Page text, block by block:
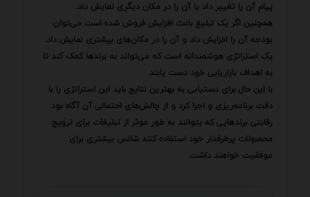
پیام آن را تغییر داد یا آن را در مکان دیگری نمایش داد.
همچنین اگر یک تبلیغ باعث افزایش فروش شده است می‌توان
بودجه آن را افزایش داد و آن را در مکان‌های بیشتری نمایش داد.
یک استراتژی هوشمندانه است که می‌تواند به برندها کمک کند تا
به اهداف بازاریابی خود دست یابند.
با این حال برای دستیابی به بهترین نتایج باید این استراتژی را با
دقت برنامه‌ریزی و اجرا کرد و از چالش‌های احتمالی آن آگاه بود.
رقابتی برندهایی که بتوانند به طور موثر از تبلیغات برای ترویج
محصولات پرطرفدار خود استفاده کنند شانس بیشتری برای
موفقیت خواهند داشت.